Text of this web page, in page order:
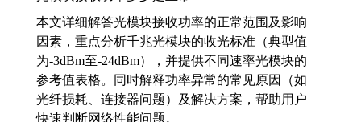
本文详细解答光模块接收功率的正常范围及影响
因素，重点分析千兆光模块的收光标准（典型值
为-3dBm至-24dBm），并提供不同速率光模块的
参考值表格。同时解释功率异常的常见原因（如
光纤损耗、连接器问题）及解决方案，帮助用户
快速判断网络性能问题。